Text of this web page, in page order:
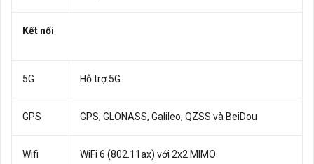
Kết nối
5G Hỗ trợ 5G
GPS GPS, GLONASS, Galileo, QZSS và BeiDou
Wifi WiFi 6 (802.11ax) với 2x2 MIMO